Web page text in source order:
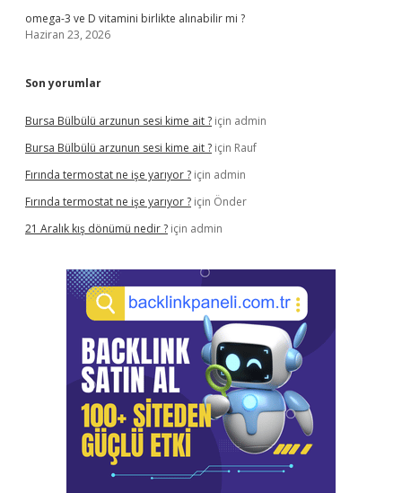
omega-3 ve D vitamini birlikte alınabilir mi ?
Haziran 23, 2026
Son yorumlar
Bursa Bülbülü arzunun sesi kime ait ? için admin
Bursa Bülbülü arzunun sesi kime ait ? için Rauf
Fırında termostat ne işe yarıyor ? için admin
Fırında termostat ne işe yarıyor ? için Önder
21 Aralık kış dönümü nedir ? için admin